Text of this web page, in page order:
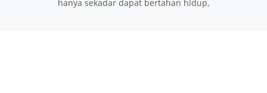
hanya sekadar dapat bertahan hldup,